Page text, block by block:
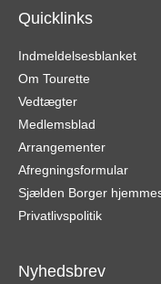
Quicklinks
Indmeldelsesblanket
Om Tourette
Vedtægter
Medlemsblad
Arrangementer
Afregningsformular
Sjælden Borger
Privatlivspolitik
Nyhedsbrev